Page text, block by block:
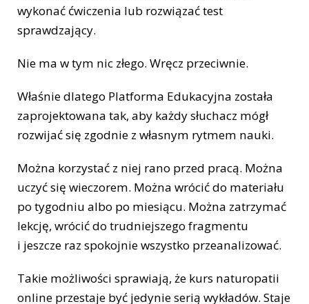
wykonać ćwiczenia lub rozwiązać test
sprawdzający.
Nie ma w tym nic złego. Wręcz przeciwnie.
Właśnie dlatego Platforma Edukacyjna została
zaprojektowana tak, aby każdy słuchacz mógł
rozwijać się zgodnie z własnym rytmem nauki.
Można korzystać z niej rano przed pracą. Można
uczyć się wieczorem. Można wrócić do materiału
po tygodniu albo po miesiącu. Można zatrzymać
lekcję, wrócić do trudniejszego fragmentu
i jeszcze raz spokojnie wszystko przeanalizować.
Takie możliwości sprawiają, że kurs naturopatii
online przestaje być jedynie serią wykładów. Staje